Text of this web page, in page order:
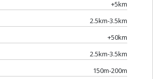
+5km
2.5km-3.5km
+50km
2.5km-3.5km
150m-200m